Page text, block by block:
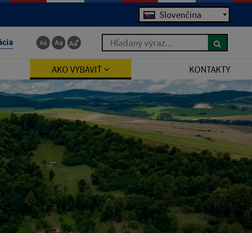
Jazyk Slovenčina
Hľadaný výraz...
AKO VYBAVIŤ KONTAKTY